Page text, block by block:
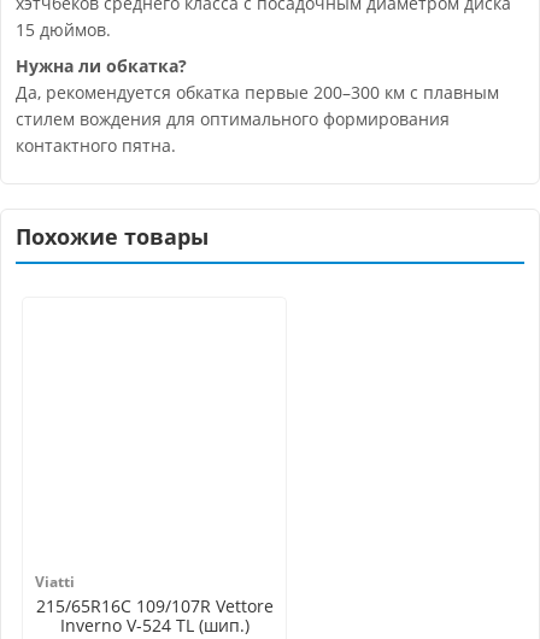
15 дюймов.
Нужна ли обкатка?
Да, рекомендуется обкатка первые 200–300 км с плавным
стилем вождения для оптимального формирования
контактного пятна.
Похожие товары
Viatti
215/65R16C 109/107R Vettore
Inverno V-524 TL (шип.)